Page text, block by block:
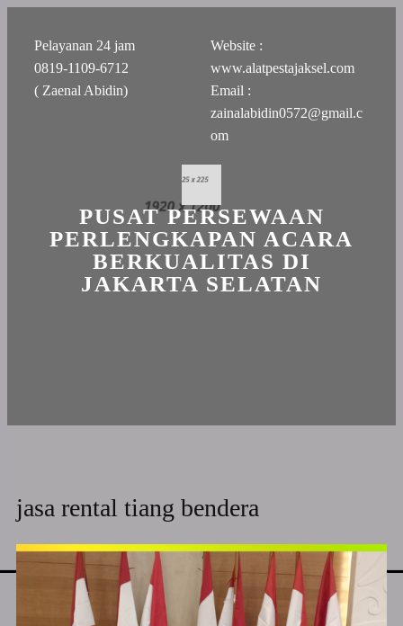
Pelayanan 24 jam
0819-1109-6712
( Zaenal Abidin)
Website :
www.alatpestajaksel.com
Email :
zainalabidin0572@gmail.c
om
PUSAT PERSEWAAN
PERLENGKAPAN ACARA
BERKUALITAS DI
JAKARTA SELATAN
jasa rental tiang bendera